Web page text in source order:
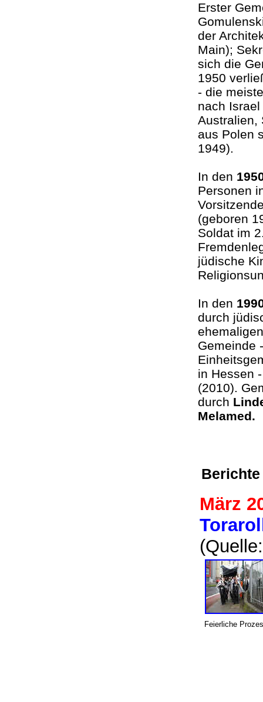
Erster
der
Main);
sich die
1950
- die
nach
Australien,
aus Polen
1949).
In den
Personen
(geboren
Soldat im
jüdische
In den
durch
Gemeinde
in Hessen
(2010).
durch
Melamed.
März
Feierliche